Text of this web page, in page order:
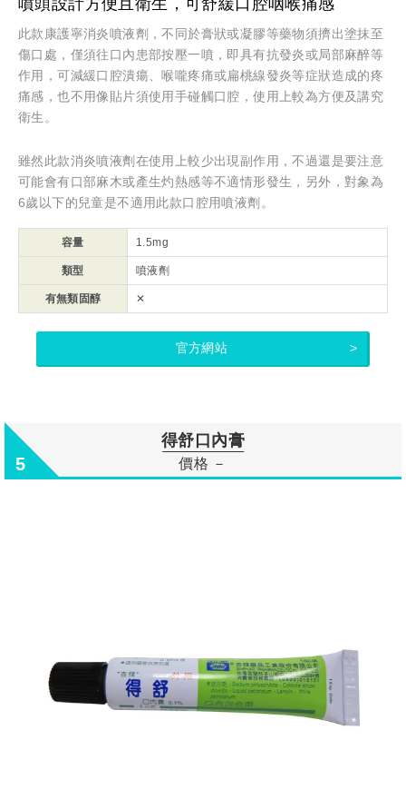
此款康護寧消炎噴液劑，不同於膏狀或凝膠等藥物須擠出塗抹至
傷口處，僅須往口內患部按壓一噴，即具有抗發炎或局部麻醉等
作用，可減緩口腔潰瘍、喉嚨疼痛或扁桃線發炎等症狀造成的疼
痛感，也不用像貼片須使用手碰觸口腔，使用上較為方便及講究
衛生。
雖然此款消炎噴液劑在使用上較少出現副作用，不過還是要注意
可能會有口部麻木或產生灼熱感等不適情形發生，另外，對象為
6歲以下的兒童是不適用此款口腔用噴液劑。
容量 1.5mg
類型 噴液劑
有無類固醇 ✕
官方網站
5
得舒口內膏
價格 －